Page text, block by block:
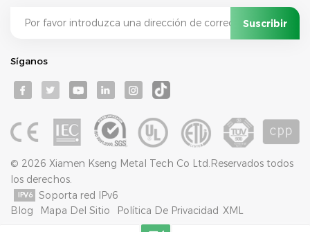
Síganos
© 2026 Xiamen Kseng Metal Tech Co Ltd.Reservados todos
los derechos.
Soporta red IPv6
Blog
Mapa Del Sitio Política De Privacidad XML